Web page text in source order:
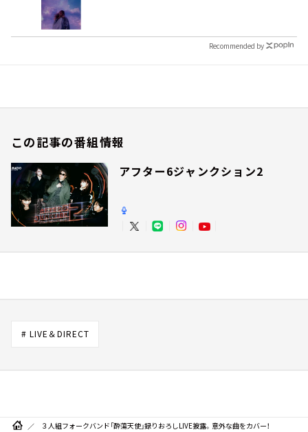
Recommended by
この記事の番組情報
アフター6ジャンクション2
# LIVE＆DIRECT
３人組フォークバンド「酔蕩天使」録りおろしLIVE披露。意外な曲をカバー！